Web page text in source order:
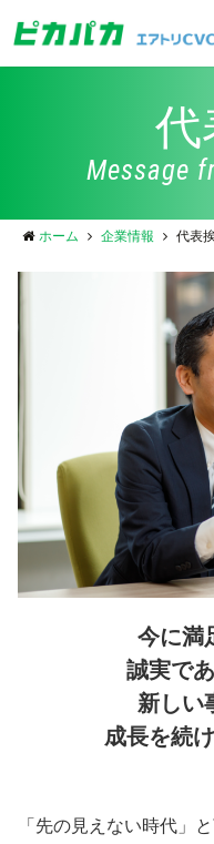
代
Message
ホーム 企業情報 代表
今に満
誠実で
新しい
成長を続
「先の見えない時代」